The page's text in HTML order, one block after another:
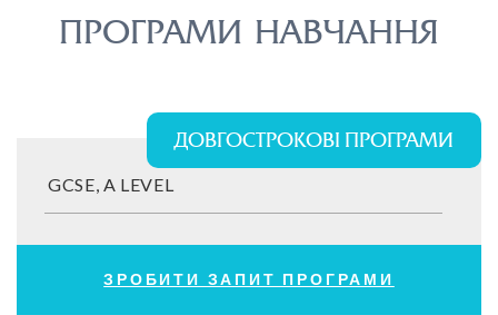
ПРОГРАМИ НАВЧАННЯ
ДОВГОСТРОКОВІ ПРОГРАМИ
GCSE, A LEVEL
ЗРОБИТИ ЗАПИТ ПРОГРАМИ